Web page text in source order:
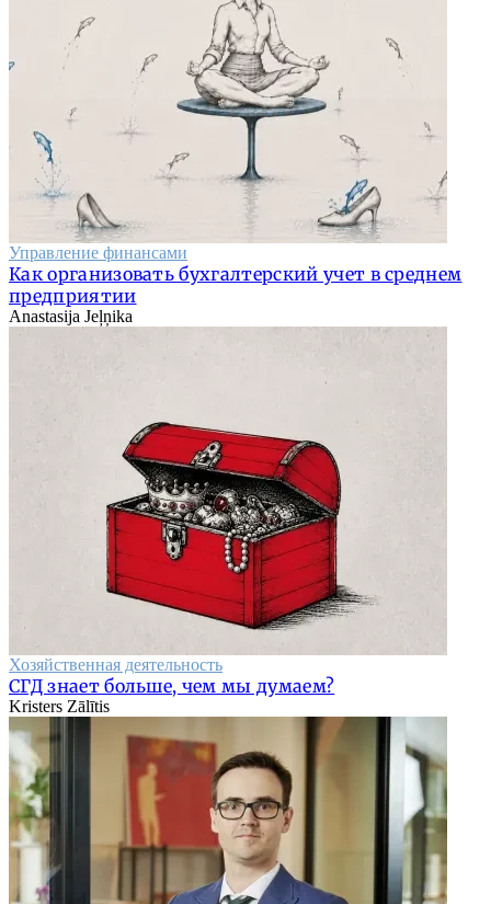
Управление финансами
Как организовать бухгалтерский учет в среднем
предприятии
Anastasija Jeļņika
Хозяйственная деятельность
СГД знает больше, чем мы думаем?
Kristers Zālītis